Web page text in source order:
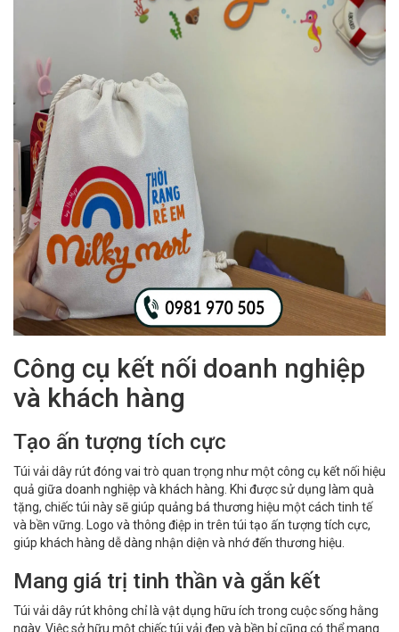
Công cụ kết nối doanh nghiệp
và khách hàng
Tạo ấn tượng tích cực
Túi vải dây rút đóng vai trò quan trọng như một công cụ kết nối hiệu
quả giữa doanh nghiệp và khách hàng. Khi được sử dụng làm quà
tặng, chiếc túi này sẽ giúp quảng bá thương hiệu một cách tinh tế
và bền vững. Logo và thông điệp in trên túi tạo ấn tượng tích cực,
giúp khách hàng dễ dàng nhận diện và nhớ đến thương hiệu.
Mang giá trị tinh thần và gắn kết
Túi vải dây rút không chỉ là vật dụng hữu ích trong cuộc sống hằng
ngày. Việc sở hữu một chiếc túi vải đẹp và bền bỉ cũng có thể mang